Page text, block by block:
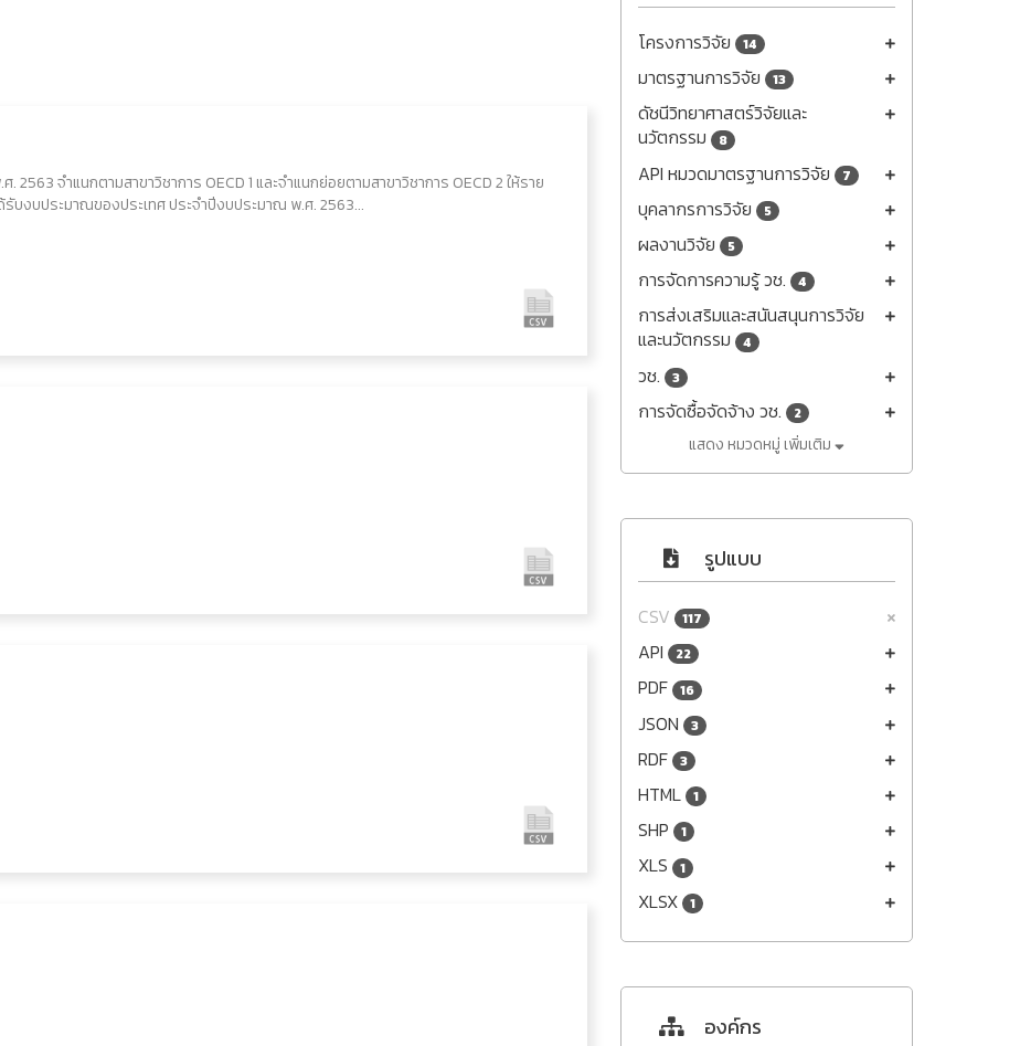
โครงการวิจัย 14
มาตรฐานการวิจัย 13
ดัชนีวิทยาศาสตร์วิจัยและ
นวัตกรรม
8
API หมวดมาตรฐานการวิจัย 7
บุคลากรการวิจัย 5
ผลงานวิจัย 5
การจัดการความรู้ วช. 4
การส่งเสริมและสนันสนุนการวิจัย
และนวัตกรรม
4
วช. 3
การจัดซื้อจัดจ้าง วช. 2
แสดง หมวดหมู่ เพิ่มเติม
รูปแบบ
CSV 117
API 22
PDF 16
JSON 3
RDF 3
HTML 1
SHP 1
XLS 1
XLSX 1
องค์กร
จำแนกตามสาขาวิชาการ OECD 1 และจำแนกย่อยตามสาขาวิชาการ OECD 2 ให้ราย
บงบประมาณของประเทศ ประจำปีงบประมาณ พ.ศ. 2563...